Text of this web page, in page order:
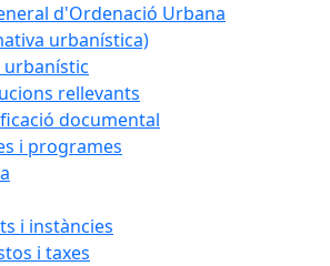
d'Ordenació Urbana
urbanística)
urbanístic
rellevants
documental
i programes
i instàncies
i taxes